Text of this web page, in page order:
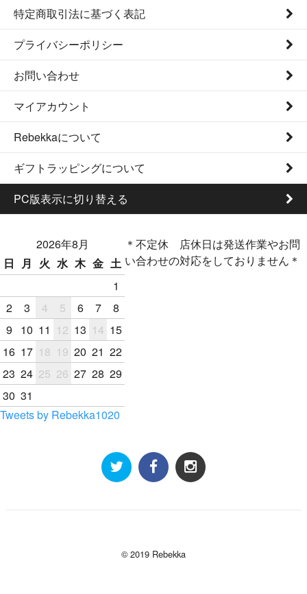
特定商取引法に基づく表記
プライバシーポリシー
お問い合わせ
マイアカウント
Rebekkaについて
ギフトラッピングについて
PC版表示に切り替える
2026年8月
日
月 火 水 木 金 土
1
2
3 4 5 6 7
8
9
10 11 12 13 14 15
16 17 18 19 20 21 22
23 24 25 26 27 28 29
30 31
＊不定休 店休日は発送作業やお問
い合わせの対応をしておりません＊
Tweets by Rebekka1020
© 2019 Rebekka